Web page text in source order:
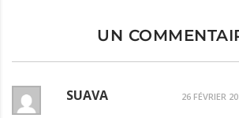
UN
SUAVA 26 FÉVRIER